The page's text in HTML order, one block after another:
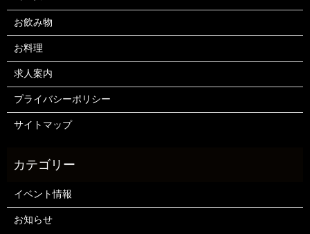
お飲み物
お料理
求人案内
プライバシーポリシー
サイトマップ
イベント情報
お知らせ